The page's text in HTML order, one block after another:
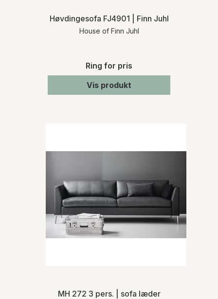
Høvdingesofa FJ4901 | Finn Juhl
House of Finn Juhl
Ring for pris
Vis produkt
MH 272 3 pers. | sofa læder